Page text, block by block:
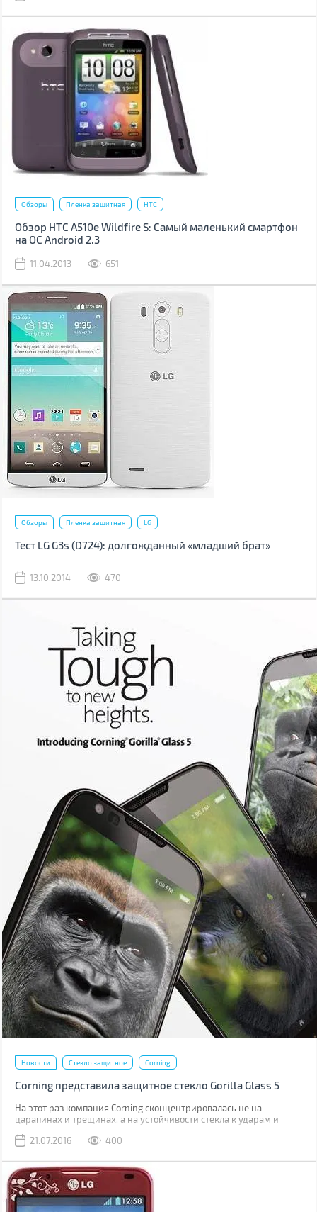
Обзоры Пленка защитная HTC
Обзор HTC A510e Wildfire S: Самый маленький смартфон
на ОС Android 2.3
11.04.2013 651
Обзоры Пленка защитная LG
Тест LG G3s (D724): долгожданный «младший брат»
13.10.2014 470
Новости Стекло защитное Corning
Corning представила защитное стекло Gorilla Glass 5
На этот раз компания Corning сконцентрировалась не на
царапинах и трещинах, а на устойчивости стекла к ударам и
21.07.2016
400